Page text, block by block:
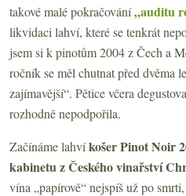
takové malé pokračování„auditu
likvidaci lahví, které se tenkrát
jsem si k pinotům 2004 z Čech a
ročník se měl chutnat před dvěma
zajímavější“. Pětice včera
rozhodně nepodpořila.
Začínáme lahvíkošer Pinot Noir
kabinetu z Českého vinařství
vína „papírově“ nejspíš už po